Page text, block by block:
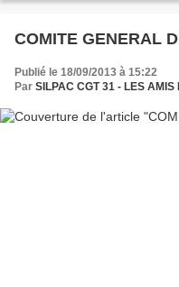
COMITE GENERAL
Publié le 18/09/2013 à 15:22
Par SILPAC CGT 31 - LES